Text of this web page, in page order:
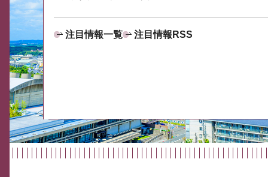
注目情報一覧 注目情報RSS